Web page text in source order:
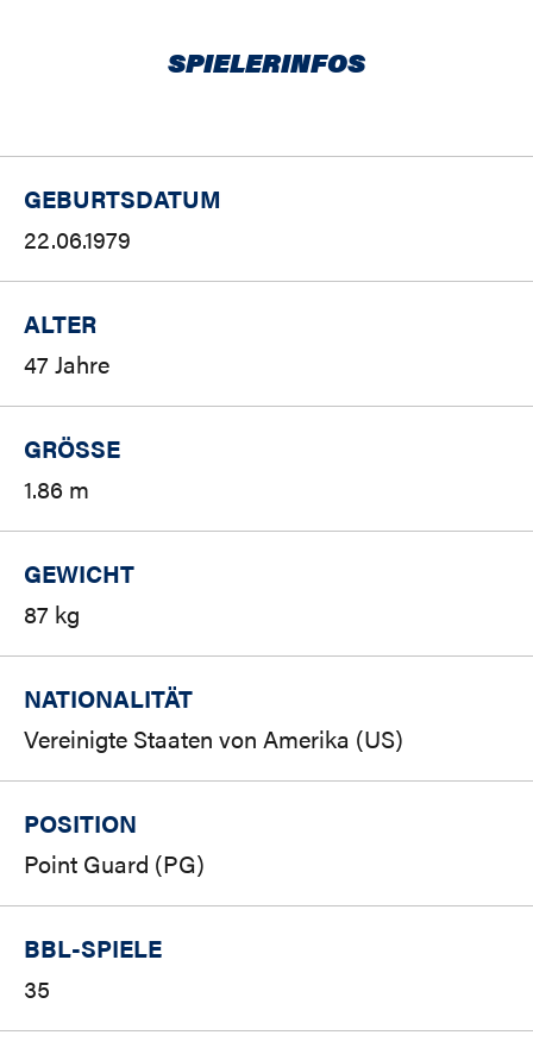
SPIELERINFOS
GEBURTSDATUM
22.06.1979
ALTER
47 Jahre
GRÖSSE
1.86 m
GEWICHT
87 kg
NATIONALITÄT
Vereinigte Staaten von Amerika (US)
POSITION
Point Guard (PG)
BBL-SPIELE
35